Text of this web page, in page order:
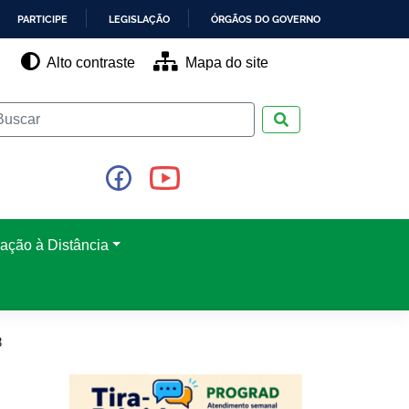
PARTICIPE LEGISLAÇÃO ÓRGÃOS DO GOVERNO
Alto contraste Mapa do site
à Distância